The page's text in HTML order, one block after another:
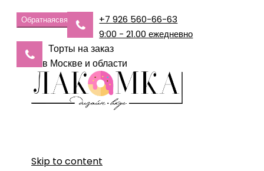
Обратнаясвязь
+7 926 560-66-63
9:00 - 21.00 ежедневно
Торты на заказ
в Москве и области
Skip to content